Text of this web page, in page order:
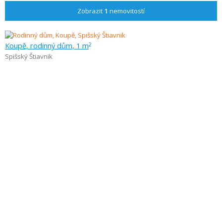
Zobrazit 1 nemovitostí
Koupě, rodinný dům, 1 m2
Spišský Štiavnik